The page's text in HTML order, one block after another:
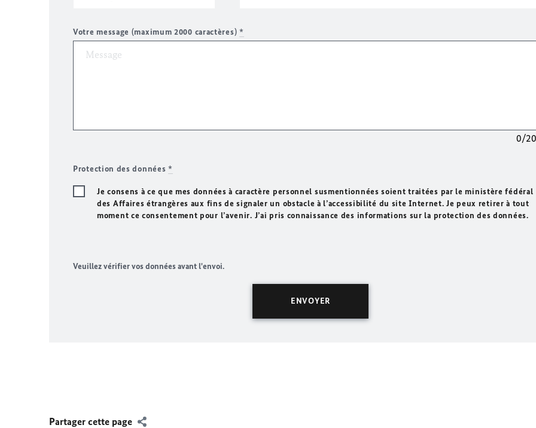
Votre message (maximum 2000 caractères) *
0/
Protection des données*
Je consens à ce que mes données à caractère personnel susmentionnées soient traitées par le ministère fédéral
des Affaires étrangères aux fins de signaler un obstacle à l’accessibilité du site Internet. Je peux retirer à tout
moment ce consentement pour l’avenir. J’ai pris connaissance des informations sur la protection des données.
Veuillez vérifier vos données avant l'envoi.
Partager cette page